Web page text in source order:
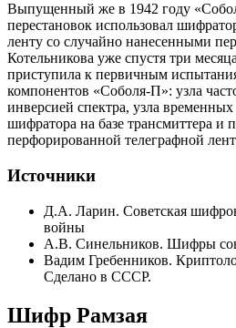
Выпущенный же в 1942 году
перестановок использовал
ленту со случайно нанесенными
Котельникова уже спустя три
приступила к первичным
компонентов «Соболя-П»: узла
инверсией спектра, узла временных
шифратора на базе трансмиттера и
перфорированной телеграфной
Источники
Д.А. Ларин. Советская
войны
А.В. Синельников. Шифры
Вадим Гребенников.
Сделано в СССР.
Шифр Рамзая